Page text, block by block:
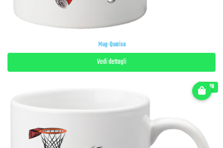
Mug-Quarisa
Vedi dettagli
€ 11.90